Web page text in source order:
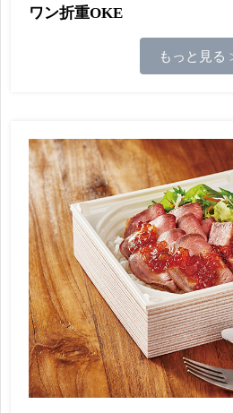
ワン折重OKE
もっと見る